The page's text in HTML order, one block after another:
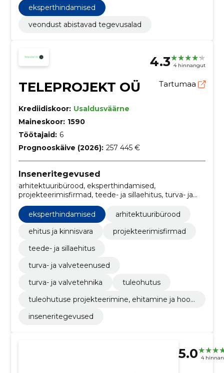
eksperthindamised
veondust abistavad tegevusalad
4.3 4 hinnangut
TELEPROJEKT OÜ Tartumaa
Krediidiskoor: Usaldusväärne
Maineskoor: 1590
Töötajaid: 6
Prognooskäive (2026): 257 445 €
Inseneritegevused
arhitektuuribürood, eksperthindamised,
projekteerimisfirmad, teede- ja sillaehitus, turva- ja
valveteenused, turva- ja valvetehnika, tuleohutus,
Tuleohutuse projekteerimine, ehitamine ja
hooldamine, ehitus ja kinnisvara
eksperthindamised
arhitektuuribürood
ehitus ja kinnisvara
projekteerimisfirmad
teede- ja sillaehitus
turva- ja valveteenused
turva- ja valvetehnika
tuleohutus
tuleohutuse projekteerimine, ehitamine ja hool
inseneritegevused
5.0 4